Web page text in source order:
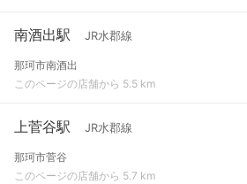
南酒出駅 JR水郡線
那珂市南酒出
このページの店舗から 5.5 km
上菅谷駅 JR水郡線
那珂市菅谷
このページの店舗から 5.7 km